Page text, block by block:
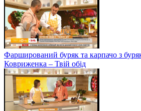
Фарширований буряк та карпачо з
Ковриженка – Твій обід